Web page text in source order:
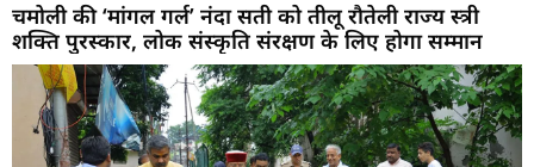
चमोली की ‘मांगल गर्ल’ नंदा सती को तीलू रौतेली राज्य स्त्री
शक्ति पुरस्कार, लोक संस्कृति संरक्षण के लिए होगा सम्मान